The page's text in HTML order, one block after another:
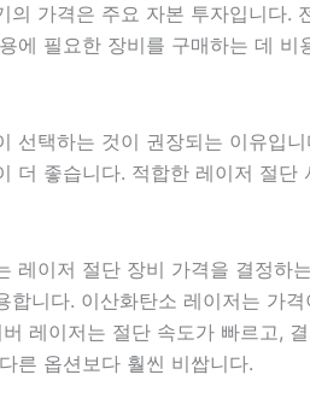
의 가격은 주요 자본 투자입니다.
에 필요한 장비를 구매하는 데
선택하는 것이 권장되는 이유입
더 좋습니다. 적합한 레이저 절
레이저 절단 장비 가격을 결정하
합니다. 이산화탄소 레이저는 가
레이저는 절단 속도가 빠르고,
른 옵션보다 훨씬 비쌉니다.